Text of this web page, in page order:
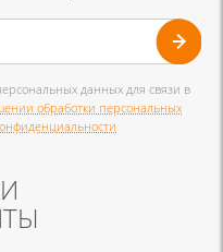
данных для связи в
обработки персональных